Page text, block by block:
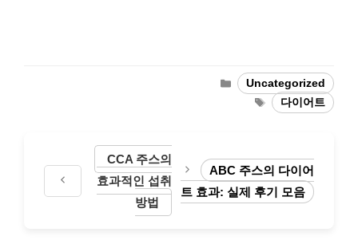
Categories
Uncategorized
Tags다이어트
CCA 주스의
효과적인 섭취
방법
ABC 주스의 다이어
트 효과: 실제 후기 모음